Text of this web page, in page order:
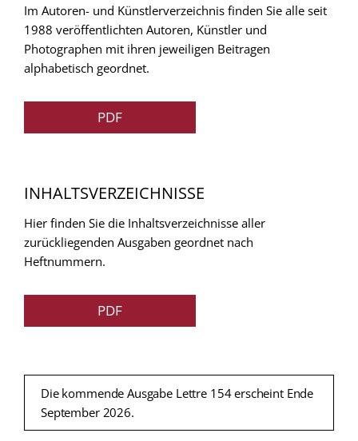
Im Autoren- und Künstlerverzeichnis finden Sie alle seit
1988 veröffentlichten Autoren, Künstler und
Photographen mit ihren jeweiligen Beitragen
alphabetisch geordnet.
PDF
INHALTSVERZEICHNISSE
Hier finden Sie die Inhaltsverzeichnisse aller
zurückliegenden Ausgaben geordnet nach
Heftnummern.
PDF
Die kommende Ausgabe Lettre 154 erscheint Ende
September 2026.